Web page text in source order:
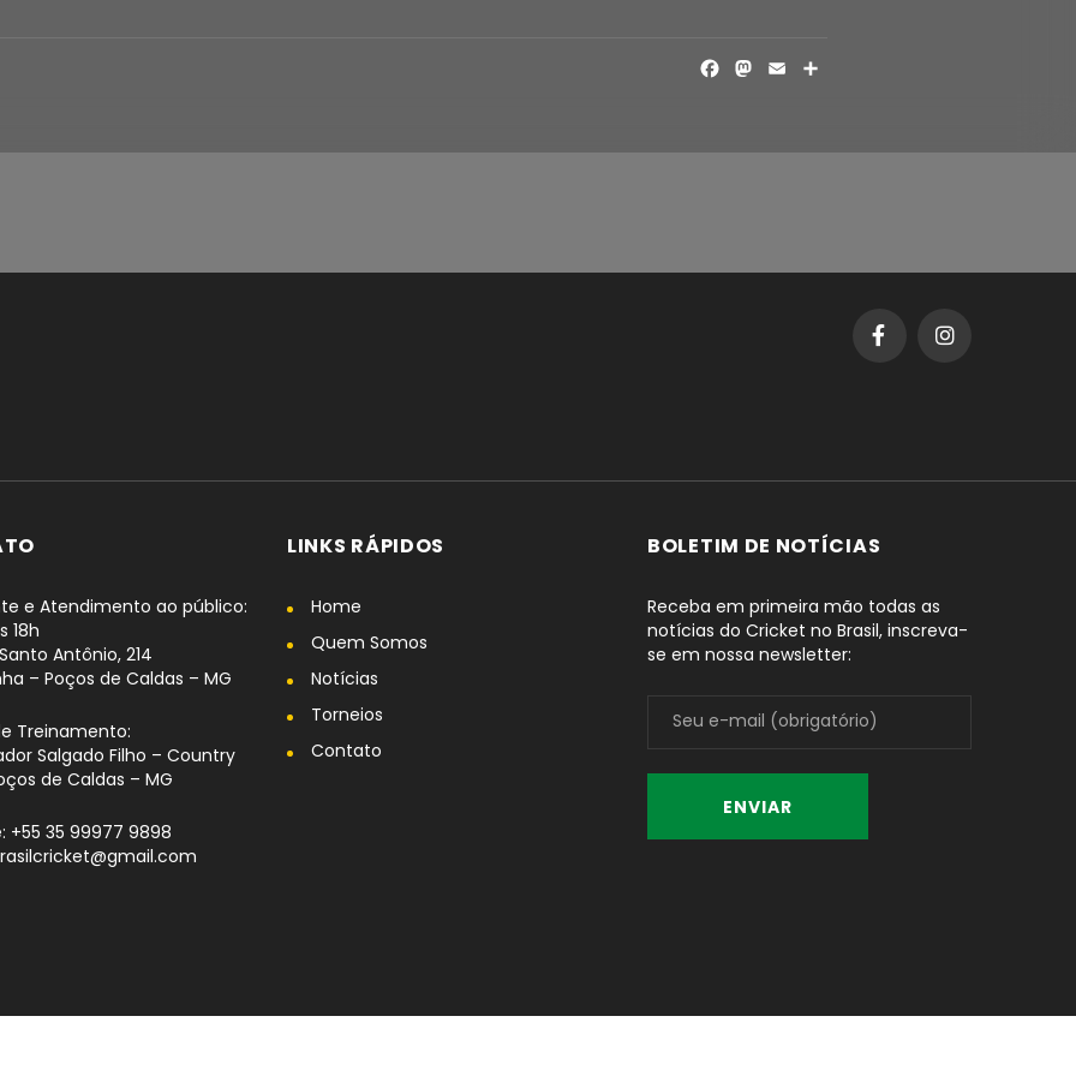
FACEBOOK
MASTODON
EMAIL
e Atendimento ao público:
18h
Antônio, 214
– Poços de Caldas – MG
Treinamento:
Salgado Filho – Country
de Caldas – MG
+55 35 99977 9898
LINKS RÁPIDOS
Home
Quem Somos
Notícias
Torneios
Contato
BOLETIM DE NOTÍCIAS
Receba em primeira mão todas as
notícias do Cricket no Brasil, inscreva-
se em nossa newsletter: